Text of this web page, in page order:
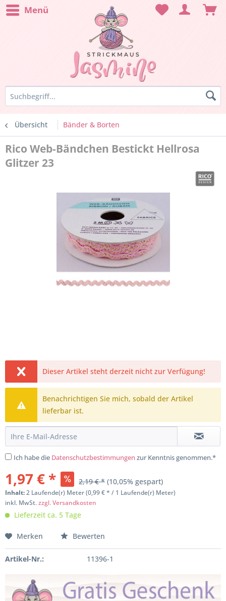
Menü
Übersicht Bänder & Borten
Rico Web-Bändchen Bestickt Hellrosa
Glitzer 23
Dieser Artikel steht derzeit nicht zur Verfügung!
Benachrichtigen Sie mich, sobald der Artikel
lieferbar ist.
Ich habe die Datenschutzbestimmungen zur Kenntnis genommen.*
1,97 € * 2,19 € * (10,05% gespart)
Inhalt:2 Laufende(r) Meter (0,99 € * / 1 Laufende(r) Meter)
inkl. MwSt.zzgl. Versandkosten
Lieferzeit ca. 5 Tage
Merken Bewerten
Artikel-Nr.: 11396-1